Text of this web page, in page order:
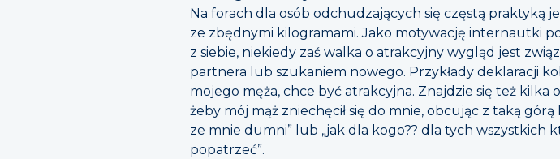
Na forach dla osób odchudzających się częstą praktyką
ze zbędnymi kilogramami. Jako motywację internautki
z siebie, niekiedy zaś walka o atrakcyjny wygląd jest
partnera lub szukaniem nowego. Przykłady deklaracji
mojego męża, chce być atrakcyjna. Znajdzie się też kilka
żeby mój mąż zniechęcił się do mnie, obcując z taką
ze mnie dumni” lub „jak dla kogo?? dla tych
popatrzeć”.